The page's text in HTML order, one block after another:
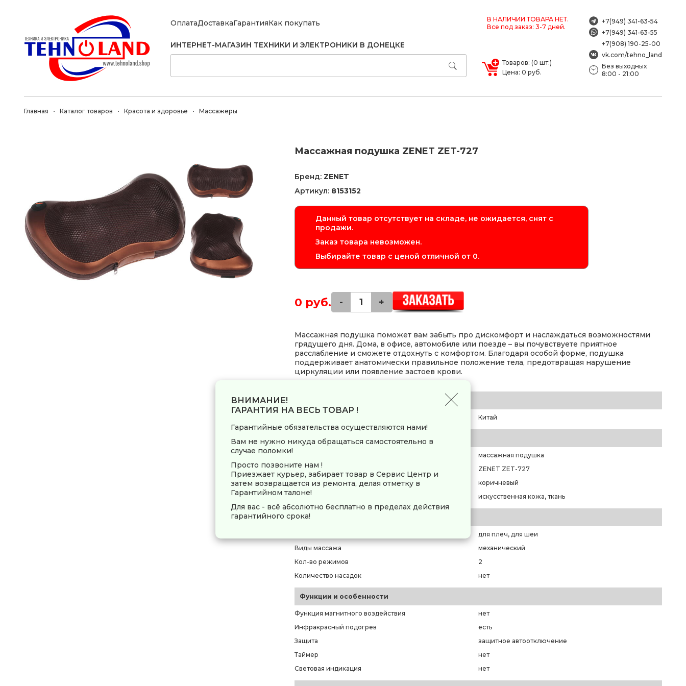
ОплатаДоставкаГарантияКак покупать
В НАЛИЧИИ ТОВАРА НЕТ.
Все под заказ: 3-7 дней.
ИНТЕРНЕТ-МАГАЗИН ТЕХНИКИ И ЭЛЕКТРОНИКИ В ДОНЕЦКЕ
Товаров: (0 шт.)
Цена: 0 руб.
+7(949) 341-63-54
+7(949) 341-63-55
+7(908) 190-25-00
vk.com/tehno_land
Без выходных
8:00 - 21:00
Главная Каталог товаров Красота и здоровье Массажеры
Массажная подушка ZENET ZET-727
Бренд: ZENET
Артикул: 8153152
Данный товар отсутствует на складе, не ожидается, снят с
продажи.
Заказ товара невозможен.
Выбирайте товар с ценой отличной от 0.
0 руб. - +
Массажная подушка поможет вам забыть про дискомфорт и наслаждаться возможностями
грядущего дня. Дома, в офисе, автомобиле или поезде – вы почувствуете приятное
расслабление и сможете отдохнуть с комфортом. Благодаря особой форме, подушка
поддерживает анатомически правильное положение тела, предотвращая нарушение
циркуляции или появление застоев крови.
Китай
Общие параметры
массажная подушка
Модель
ZENET ZET-727
Цвет изделия
коричневый
Материал изготовления
искусственная кожа, ткань
Основные характеристики
для плеч, для шеи
Виды массажа
механический
Кол-во режимов
2
Количество насадок
нет
Функции и особенности
Функция магнитного воздействия
нет
Инфракрасный подогрев
есть
Защита
защитное автоотключение
Таймер
нет
Световая индикация
нет
ВНИМАНИЕ!
ГАРАНТИЯ НА ВЕСЬ ТОВАР !
Гарантийные обязательства осуществляются нами!
Вам не нужно никуда обращаться самостоятельно в
случае поломки!
Просто позвоните нам !
Приезжает курьер, забирает товар в Сервис Центр и
затем возвращается из ремонта, делая отметку в
Гарантийном талоне!
Для вас - всё абсолютно бесплатно в пределах действия
гарантийного срока!